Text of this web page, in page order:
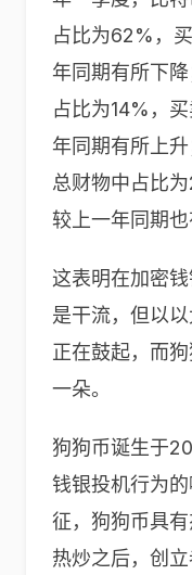
占比为62%，
年同期有所下
占比为14%，
年同期有所上
总财物中占比
较上一年同期也
这表明在加密
是干流，但以
正在鼓起，而
一朵。
狗狗币诞生于
钱银投机行为
征，狗狗币具
热炒之后，创